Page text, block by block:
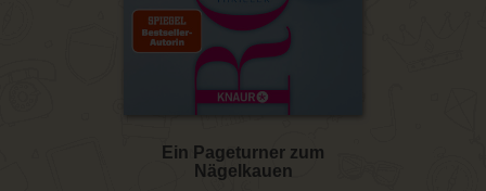
Ein Pageturner zum
Nägelkauen